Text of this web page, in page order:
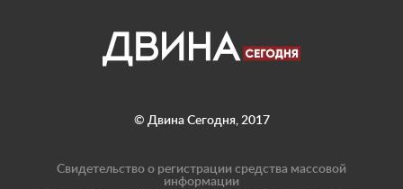
© Двина Сегодня, 2017
Свидетельство о регистрации средства массовой
информации